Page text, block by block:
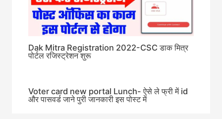
Dak Mitra Registration 2022-CSC डाक मित्र
पोर्टल रजिस्ट्रेशन शुरू
Voter card new portal Lunch- ऐसे ले फ्री में id
और पासवर्ड जाने पुरी जानकारी इस पोस्ट में